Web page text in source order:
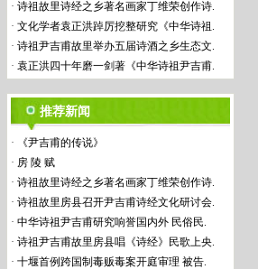
· 诗祖故里诗经之乡著名画家丁维荣创作诗.
· 文化学者袁正洪踔厉挖整研究《中华诗祖.
· 诗祖尹吉甫故里举办五届诗酒之乡生态文.
· 袁正洪四十年磨一剑著《中华诗祖尹吉甫.
推荐新闻
· 《尹吉甫的传说》
· 房 陵 赋
· 诗祖故里诗经之乡著名画家丁维荣创作诗.
· 诗祖故里房县召开尹吉甫诗经文化研讨会.
· 中华诗祖尹吉甫研究响誉国内外 民俗民.
· 诗祖尹吉甫故里房县唱《诗经》民歌上央.
· 十堰首例跨国制毒贩毒案开庭审理 被告.